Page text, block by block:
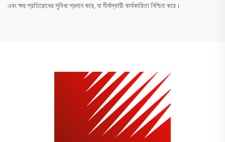
এবং ক্ষয় প্রতিরোধের সুবিধা প্রদান করে, যা দীর্ঘস্থায়ী কার্যকারিতা নিশ্চিত করে।